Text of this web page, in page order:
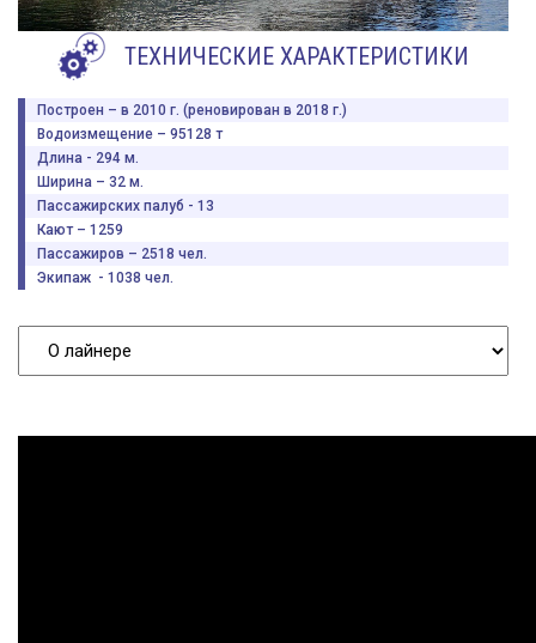
ТЕХНИЧЕСКИЕ ХАРАКТЕРИСТИКИ
Построен – в 2010 г. (реновирован в 2018 г.)
Водоизмещение – 95128 т
Длина - 294 м.
Ширина – 32 м.
Пассажирских палуб - 13
Кают – 1259
Пассажиров – 2518 чел.
Экипаж - 1038 чел.